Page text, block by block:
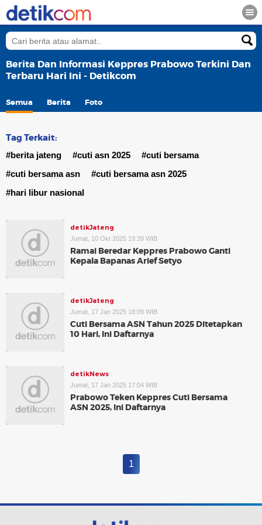
Berita Dan Informasi Keppres Prabowo Terkini Dan
Terbaru Hari Ini - Detikcom
Semua Berita Foto
Tag Terkait:
#berita jateng #cuti asn 2025
#cuti bersama
#cuti bersama asn
#cuti bersama asn 2025
#hari libur nasional
detikJateng
Jumat, 10 Okt 2025 19:39 WIB
Ramai Beredar Keppres Prabowo Ganti
Kepala Bapanas Arief Setyo
detikJateng
Jumat, 17 Jan 2025 18:09 WIB
Cuti Bersama ASN Tahun 2025 Ditetapkan
10 Hari, Ini Daftarnya
detikNews
Jumat, 17 Jan 2025 17:04 WIB
Prabowo Teken Keppres Cuti Bersama
ASN 2025, Ini Daftarnya
1